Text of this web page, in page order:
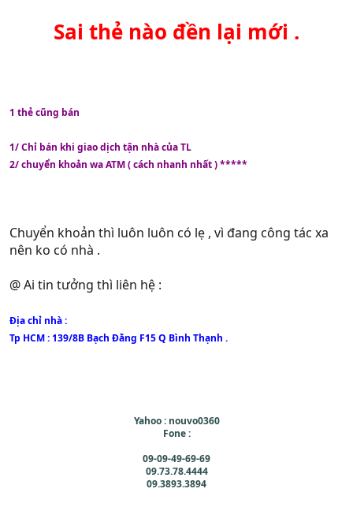
Sai thẻ nào đền lại mới .
1 thẻ cũng bán
1/ Chỉ bán khi giao dịch tận nhà của TL
2/ chuyển khoản wa ATM ( cách nhanh nhất ) *****
Chuyển khoản thì luôn luôn có lẹ , vì đang công tác xa
nên ko có nhà .
@ Ai tin tưởng thì liên hệ :
Địa chỉ nhà :
Tp HCM : 139/8B Bạch Đằng F15 Q Bình Thạnh .
Yahoo : nouvo0360
Fone :
09-09-49-69-69
09.73.78.4444
09.3893.3894